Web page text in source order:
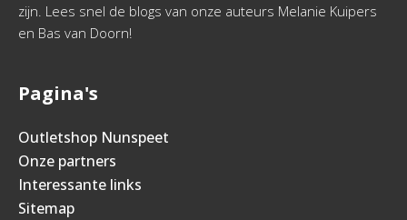
zijn. Lees snel de blogs van onze auteurs Melanie Kuipers
en Bas van Doorn!
Pagina's
Outletshop Nunspeet
Onze partners
Interessante links
Sitemap